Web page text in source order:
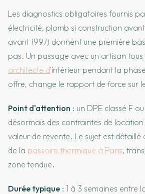
Les diagnostics obligatoires fournis
électricité, plomb si construction
avant 1997) donnent une première
pas. Un passage avec un artisan
architecte d'intérieur pendant la
offre, change le rapport de force sur
Point d'attention : un DPE classé F
désormais des contraintes de
valeur de revente. Le sujet est détaillé
de la passoire thermique à Paris,
zone tendue.
Durée typique : 1 à 3 semaines entre